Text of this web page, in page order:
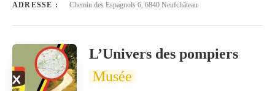
ADRESSE : Chemin des Espagnols 6, 6840 Neufchâteau
L’Univers des pompiers
Musée